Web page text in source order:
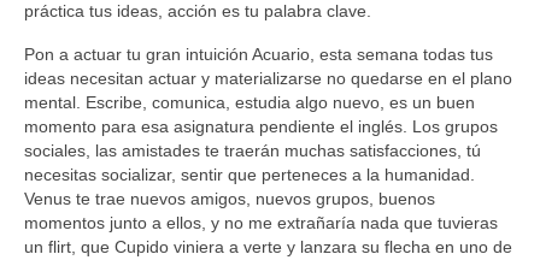
práctica tus ideas, acción es tu palabra clave.
Pon a actuar tu gran intuición Acuario, esta semana todas tus
ideas necesitan actuar y materializarse no quedarse en el plano
mental. Escribe, comunica, estudia algo nuevo, es un buen
momento para esa asignatura pendiente el inglés. Los grupos
sociales, las amistades te traerán muchas satisfacciones, tú
necesitas socializar, sentir que perteneces a la humanidad.
Venus te trae nuevos amigos, nuevos grupos, buenos
momentos junto a ellos, y no me extrañaría nada que tuvieras
un flirt, que Cupido viniera a verte y lanzara su flecha en uno de